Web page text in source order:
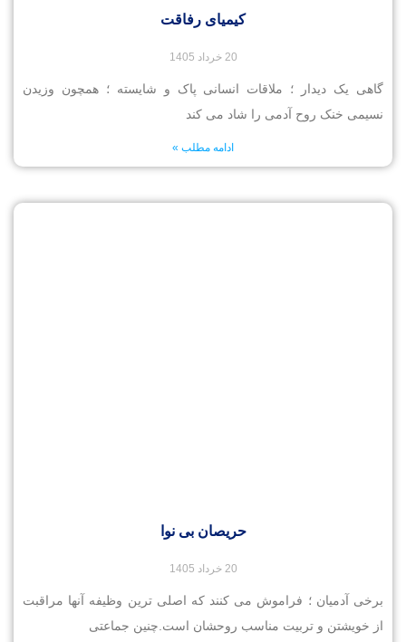
کیمیای رفاقت
20 خرداد 1405
گاهی یک دیدار ؛ ملاقات انسانی پاک و شایسته ؛ همچون وزیدن
نسیمی خنک روح آدمی را شاد می کند
ادامه مطلب »
حریصان بی نوا
20 خرداد 1405
برخی آدمیان ؛ فراموش می کنند که اصلی ترین وظیفه آنها مراقبت
از خویشتن و تربیت مناسب روحشان است.چنین جماعتی